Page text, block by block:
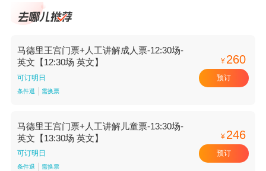
马德里王宫门票+人工讲解成人票-12:30场-
英文【12:30场 英文】
可订明日
条件退 需换票
¥ 260
预订
马德里王宫门票+人工讲解儿童票-13:30场-
英文【13:30场 英文】
可订明日
条件退 需换票
¥ 246
预订